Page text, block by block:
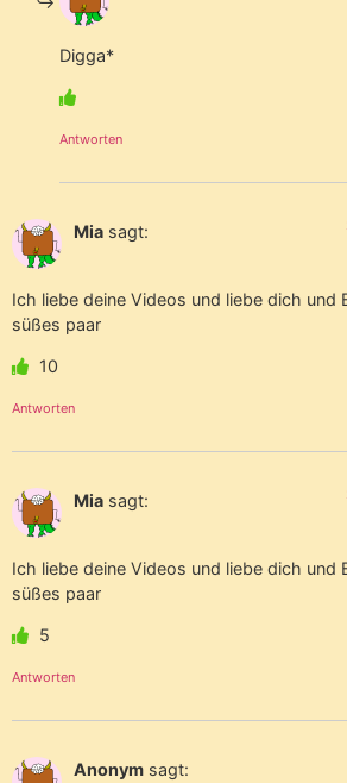
Digga*
Antworten
Mia sagt:
Ich liebe deine Videos und liebe dich und
süßes paar
10
Antworten
Mia sagt:
Ich liebe deine Videos und liebe dich und
süßes paar
5
Antworten
Anonym sagt: